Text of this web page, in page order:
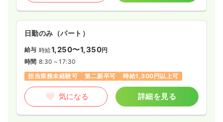
日勤のみ（パート）
給与 時給1,250〜1,350円
時間 8:30～17:30
担当業務未経験可
第二新卒可 時給1,300円以上可
気になる 詳細を見る